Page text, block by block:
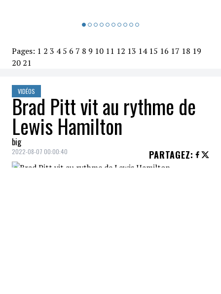
Pages: 1 2 3 4 5 6 7 8 9 10 11 12 13 14 15 16 17 18 19
20 21
VIDÉOS
Brad Pitt vit au rythme de
Lewis Hamilton
big
2022-08-07 00:00:40 PARTAGEZ: